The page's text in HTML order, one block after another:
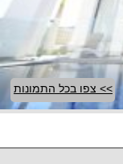
>> צפו בכל התמונות